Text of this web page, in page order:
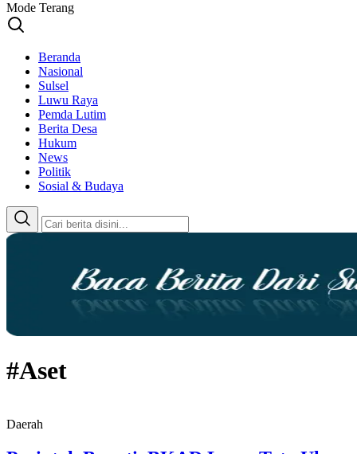
Mode Terang
Beranda
Nasional
Sulsel
Luwu Raya
Pemda Lutim
Berita Desa
Hukum
News
Politik
Sosial & Budaya
#Aset
Daerah